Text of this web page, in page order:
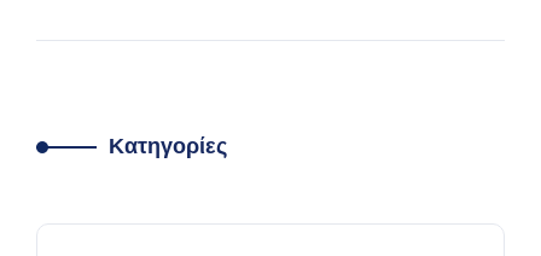
διάστημα 6 μηνών. Το πρόγραμμα απευθύνεται
πολύτιμης εργασιακής εμπειρίας σε πραγματικές
Κατηγορίες